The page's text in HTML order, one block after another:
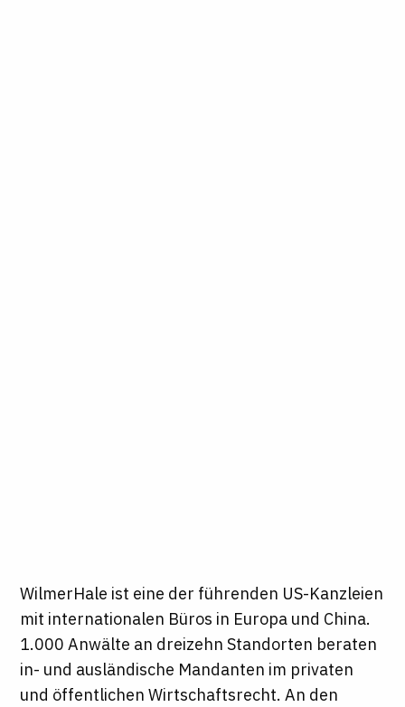
WilmerHale ist eine der führenden US-Kanzleien
mit internationalen Büros in Europa und China.
1.000 Anwälte an dreizehn Standorten beraten
in- und ausländische Mandanten im privaten
und öffentlichen Wirtschaftsrecht. An den